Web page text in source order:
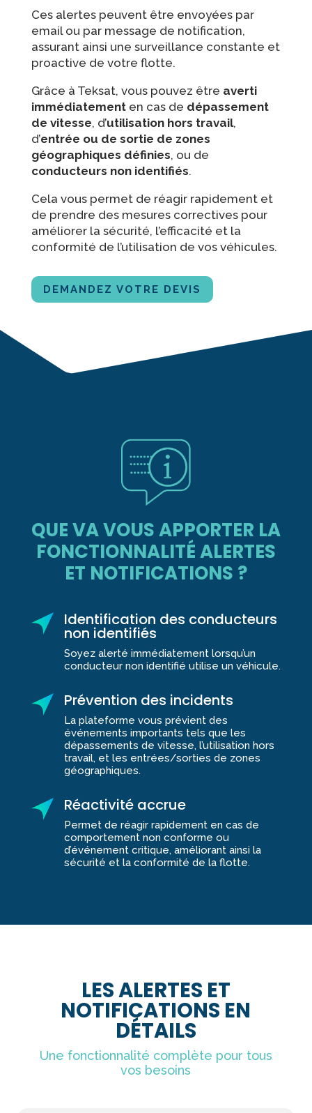
Ces alertes peuvent être envoyées par
email ou par message de notification,
assurant ainsi une surveillance constante et
proactive de votre flotte.
Grâce à Teksat, vous pouvez être averti
immédiatementen cas de dépassement
de vitesse, d’utilisation hors travail,
d’entrée ou de sortie de zones
géographiques définies, ou de
conducteurs non identifiés.
Cela vous permet de réagir rapidement et
de prendre des mesures correctives pour
améliorer la sécurité, l’efficacité et la
conformité de l’utilisation de vos véhicules.
DEMANDEZ VOTRE DEVIS
QUE VA VOUS APPORTER LA
FONCTIONNALITÉ ALERTES
ET NOTIFICATIONS ?
Identification des conducteurs
non identifiés
Soyez alerté immédiatement lorsqu’un
conducteur non identifié utilise un véhicule.
Prévention des incidents
La plateforme vous prévient des
événements importants tels que les
dépassements de vitesse, l’utilisation hors
travail, et les entrées/sorties de zones
géographiques.
Réactivité accrue
Permet de réagir rapidement en cas de
comportement non conforme ou
d’événement critique, améliorant ainsi la
sécurité et la conformité de la flotte.
LES ALERTES ET
NOTIFICATIONS EN
DÉTAILS
Une fonctionnalité complète pour tous
vos besoins